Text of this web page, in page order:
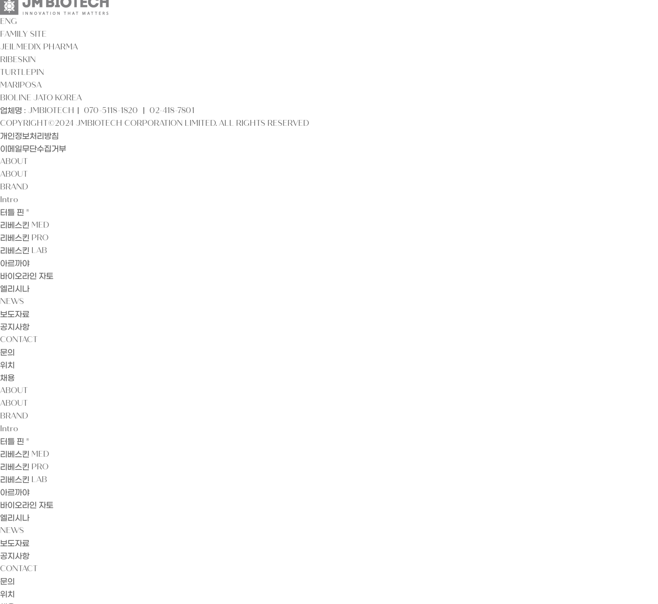
ENG
FAMILY SITE
JEILMEDIX PHARMA
RIBESKIN
TURTLEPIN
MARIPOSA
BIOLINE JATO KOREA
업체명 : JMBIOTECHㅣ 070-5118-1820 ㅣ 02-418-7801
COPYRIGHT©2024 JMBIOTECH CORPORATION LIMITED. ALL RIGHTS RESERVED
개인정보처리방침
이메일무단수집거부
ABOUT
ABOUT
BRAND
Intro
터틀 핀 ®
리베스킨 MED
리베스킨 PRO
리베스킨 LAB
아르까야
바이오라인 자토
엘리시나
NEWS
보도자료
공지사항
CONTACT
문의
위치
채용
ABOUT
ABOUT
BRAND
Intro
터틀 핀 ®
리베스킨 MED
리베스킨 PRO
리베스킨 LAB
아르까야
바이오라인 자토
엘리시나
NEWS
보도자료
공지사항
CONTACT
문의
위치